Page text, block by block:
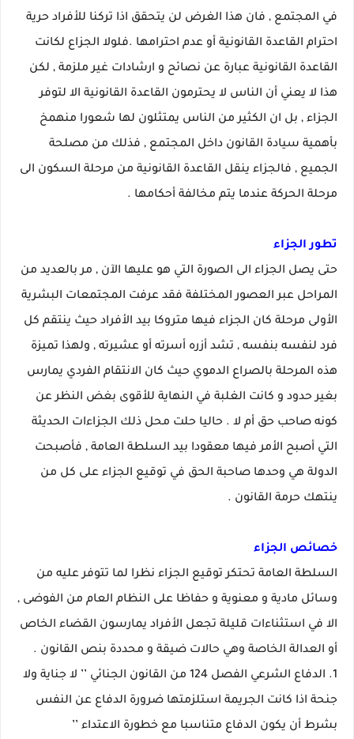
في المجتمع , فان هذا الغرض لن يتحقق اذا تركنا للأفراد حرية
احترام القاعدة القانونية أو عدم احترامها .فلولا الجزاع لكانت
القاعدة القانونية عبارة عن نصائح و ارشادات غير ملزمة , لكن
هذا لا يعني أن الناس لا يحترمون القاعدة القانونية الا لتوفر
الجزاء , بل ان الكثير من الناس يمتثلون لها شعورا منهمخ
بأهمية سيادة القانون داخل المجتمع , فذلك من مصلحة
الجميع , فالجزاء ينقل القاعدة القانونية من مرحلة السكون الى
مرحلة الحركة عندما يتم مخالفة أحكامها .
تطور الجزاء
حتى يصل الجزاء الى الصورة التي هو عليها الآن , مر بالعديد من
المراحل عبر العصور المختلفة فقد عرفت المجتمعات البشرية
الأولى مرحلة كان الجزاء فيها متروكا بيد الأفراد حيث ينتقم كل
فرد لنفسه بنفسه , تشد أزره أسرته أو عشيرته , ولهذا تميزة
هذه المرحلة بالصراع الدموي حيث كان الانتقام الفردي يمارس
بغير حدود و كانت الغلبة في النهاية للأقوى بغض النظر عن
كونه صاحب حق أم لا . حاليا حلت محل ذلك الجزاءات الحديثة
التي أصبح الأمر فيها معقودا بيد السلطة العامة , فأصبحت
الدولة هي وحدها صاحبة الحق في توقيع الجزاء على كل من
ينتهك حرمة القانون .
خصائص الجزاء
السلطة العامة تحتكر توقيع الجزاء نظرا لما تتوفر عليه من
وسائل مادية و معنوية و حفاظا على النظام العام من الفوضى ,
الا في استثناءات قليلة تجعل الأفراد يمارسون القضاء الخاص
أو العدالة الخاصة وهي حالات ضيقة و محددة بنص القانون .
1. الدفاع الشرعي الفصل 124 من القانون الجنائي ’’ لا جناية ولا
جنحة اذا كانت الجريمة استلزمتها ضرورة الدفاع عن النفس
بشرط أن يكون الدفاع متناسبا مع خطورة الاعتداء ’’